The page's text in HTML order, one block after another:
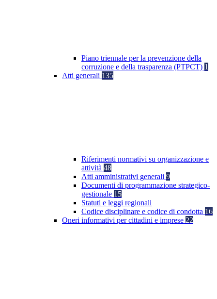
Piano triennale per la prevenzione della
corruzione e della trasparenza (PTPCT) 1
Atti generali 135
Riferimenti normativi su organizzazione e
attività 48
Atti amministrativi generali 9
Documenti di programmazione strategico-
gestionale 15
Statuti e leggi regionali
Codice disciplinare e codice di condotta 16
Oneri informativi per cittadini e imprese 22